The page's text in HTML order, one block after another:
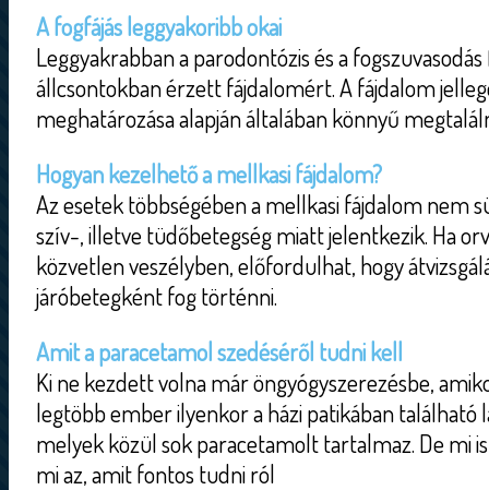
A fogfájás leggyakoribb okai
Leggyakrabban a parodontózis és a
állcsontokban érzett fájdalomért. A fájdalom
meghatározása alapján általában könnyű
Hogyan kezelhető a mellkasi fájdalom?
Az esetek többségében a mellkasi fájdalom nem
szív-, illetve tüdőbetegség miatt jelentkezik. Ha
közvetlen veszélyben, előfordulhat, hogy
járóbetegként fog történni.
Amit a paracetamol szedéséről tudni kell
Ki ne kezdett volna már öngyógyszerezésbe,
legtöbb ember ilyenkor a házi patikában található
melyek közül sok paracetamolt tartalmaz. De mi
mi az, amit fontos tudni ról